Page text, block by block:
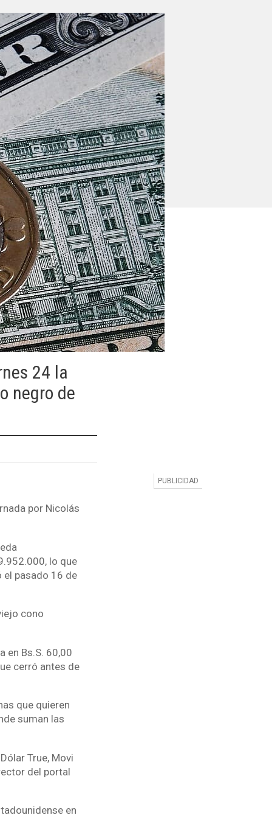
24 la
negro de
por Nicolás
lo que
el pasado 16 de
cono
en Bs.S. 60,00
cerró antes de
que quieren
suman las
True, Movi
del portal
en